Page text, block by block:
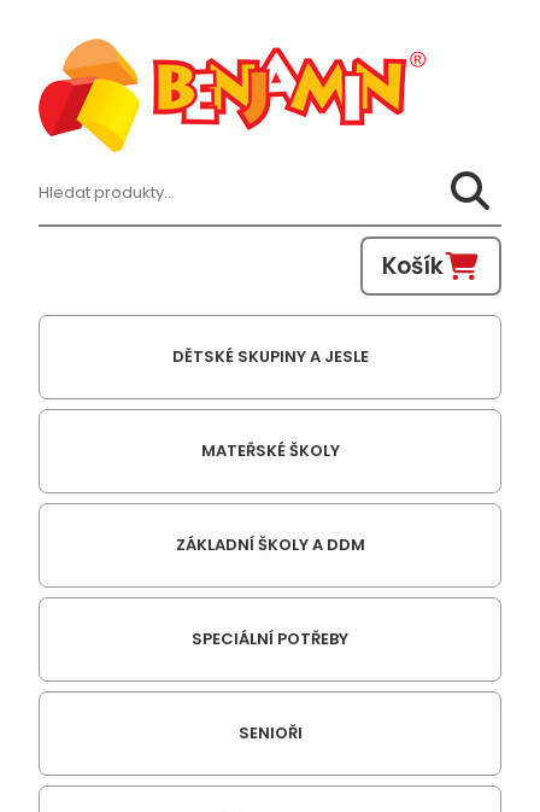
Hledat:
Košík
DĚTSKÉ SKUPINY A JESLE
MATEŘSKÉ ŠKOLY
ZÁKLADNÍ ŠKOLY A DDM
SPECIÁLNÍ POTŘEBY
SENIOŘI